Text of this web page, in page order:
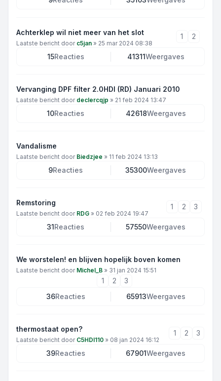
Achterklep wil niet meer van het slot
Laatste bericht door c5jan » 25 mar 2024 08:38
1 2
15Reacties 41311Weergaves
Vervanging DPF filter 2.0HDI (RD) Januari 2010
Laatste bericht door declercqjp » 21 feb 2024 13:47
10Reacties 42618Weergaves
Vandalisme
Laatste bericht door Biedzjee » 11 feb 2024 13:13
9Reacties 35300Weergaves
Remstoring
Laatste bericht door RDG » 02 feb 2024 19:47
1 2 3
31Reacties 57550Weergaves
We worstelen! en blijven hopelijk boven komen
Laatste bericht door Michel_B » 31 jan 2024 15:51
1 2
3
36Reacties 65913Weergaves
thermostaat open?
Laatste bericht door C5HDI110 » 08 jan 2024 16:12
1 2 3
39Reacties 67901Weergaves